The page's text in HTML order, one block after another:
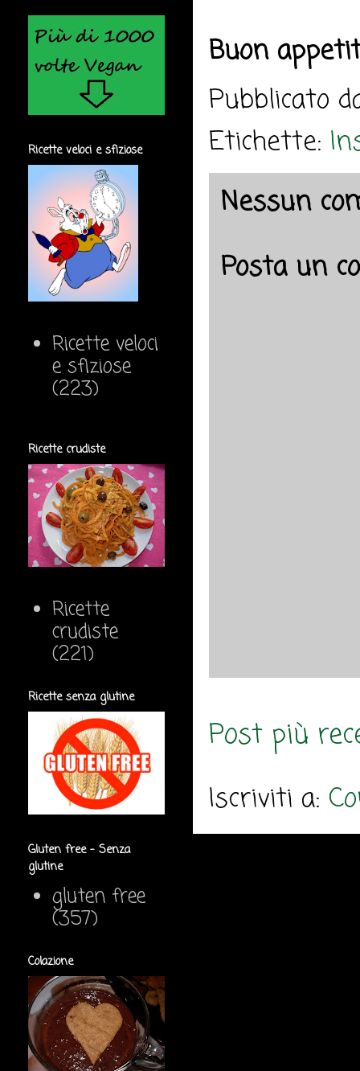
Buon
Pubblicato
Etichette:
Nessun
Posta un
Post più
Iscriviti a:
Ricette veloci e sfiziose
Ricette veloci
e sfiziose
(223)
Ricette crudiste
Ricette
crudiste
(221)
Ricette senza glutine
Gluten free - Senza
glutine
gluten free
(357)
Colazione